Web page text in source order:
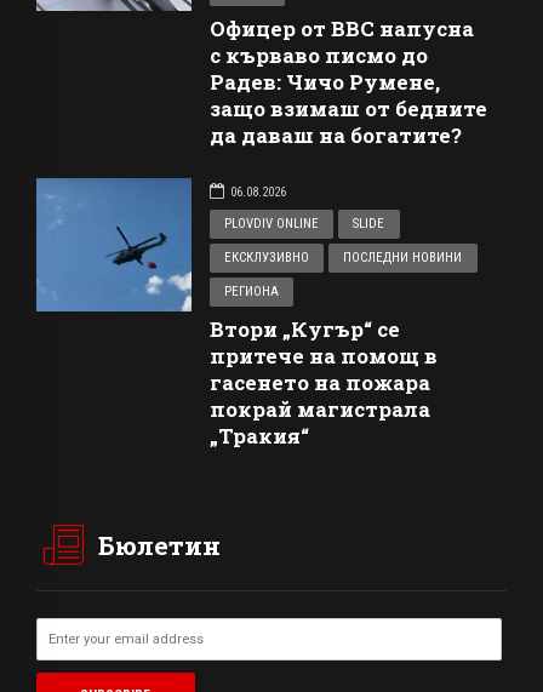
Офицер от ВВС напусна
с кърваво писмо до
Радев: Чичо Румене,
защо взимаш от бедните
да даваш на богатите?
06.08.2026
PLOVDIV ONLINE
SLIDE
ЕКСКЛУЗИВНО ПОСЛЕДНИ НОВИНИ
РЕГИОНА
Втори „Кугър“ се
притече на помощ в
гасенето на пожара
покрай магистрала
„Тракия“
Бюлетин